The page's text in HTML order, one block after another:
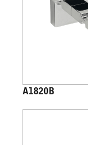
A1820B